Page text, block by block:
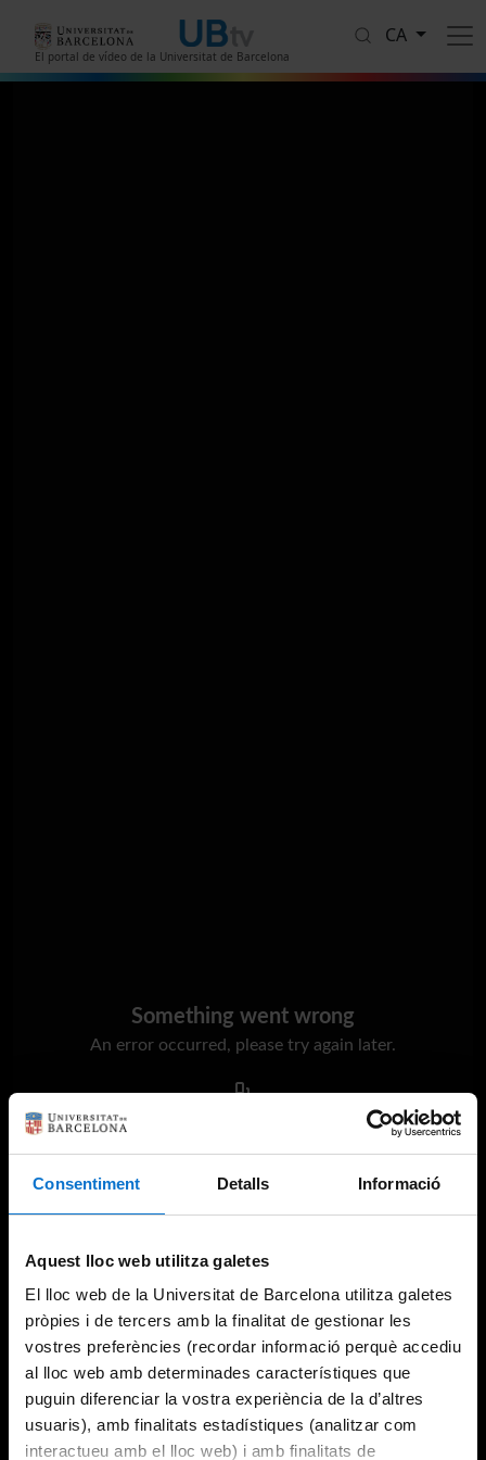
Consentiment Detalls Informació
Aquest lloc web utilitza galetes
El lloc web de la Universitat de Barcelona utilitza galetes
pròpies i de tercers amb la finalitat de gestionar les
vostres preferències (recordar informació perquè accediu
al lloc web amb determinades característiques que
puguin diferenciar la vostra experiència de la d’altres
usuaris), amb finalitats estadístiques (analitzar com
interactueu amb el lloc web) i amb finalitats de
El portal de vídeo de la Universitat de Barcelona
CA
Something went wrong
An error occurred, please try again later.